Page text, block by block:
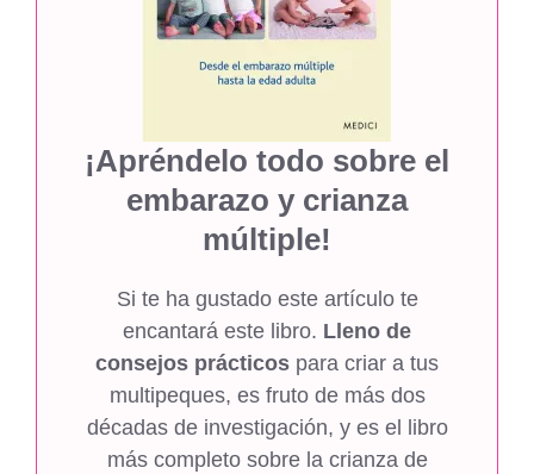
¡Apréndelo todo sobre el
embarazo y crianza
múltiple!
Si te ha gustado este artículo te
encantará este libro. Lleno de
consejos prácticos para criar a tus
multipeques, es fruto de más dos
décadas de investigación, y es el libro
más completo sobre la crianza de